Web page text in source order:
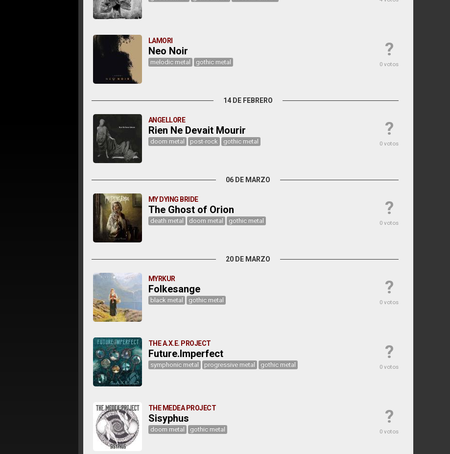
?
0 votos
LAMORI
Neo Noir
melodic metal gothic metal
14 DE FEBRERO
?
0 votos
ANGELLORE
Rien Ne Devait Mourir
doom metal post-rock gothic metal
06 DE MARZO
?
0 votos
MY DYING BRIDE
The Ghost of Orion
death metal doom metal gothic metal
20 DE MARZO
?
0 votos
MYRKUR
Folkesange
black metal gothic metal
?
0 votos
THE A.X.E. PROJECT
Future.Imperfect
symphonic metal progressive metal gothic metal
?
0 votos
THE MEDEA PROJECT
Sisyphus
doom metal gothic metal